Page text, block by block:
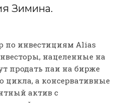
Зимина.
по инвестициям Alias
нацеленные на
продать паи на бирже
цикла, а консервативные
актив с